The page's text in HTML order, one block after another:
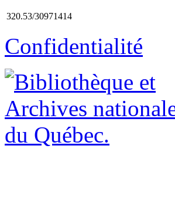
320.53/30971414
Confidentialité